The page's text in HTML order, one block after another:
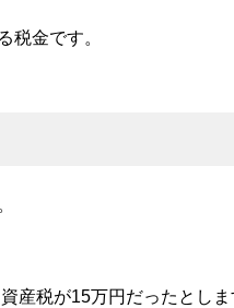
税金です。
産税が15万円だったとしま